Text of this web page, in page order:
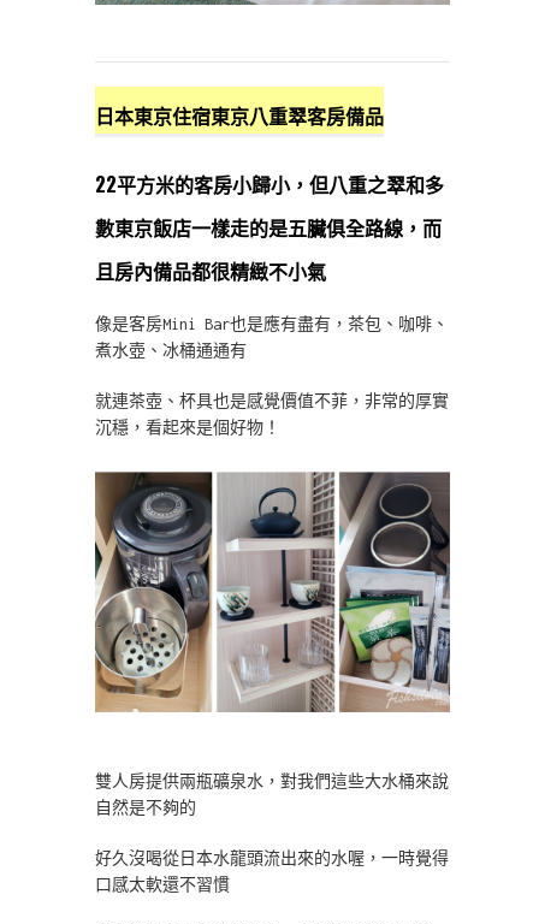
日本東京住宿東京八重翠客房備品
22平方米的客房小歸小，但八重之翠和多
數東京飯店一樣走的是五臟俱全路線，而
且房內備品都很精緻不小氣
像是客房Mini Bar也是應有盡有，茶包、咖啡、
煮水壺、冰桶通通有
就連茶壺、杯具也是感覺價值不菲，非常的厚實
沉穩，看起來是個好物！
雙人房提供兩瓶礦泉水，對我們這些大水桶來說
自然是不夠的
好久沒喝從日本水龍頭流出來的水喔，一時覺得
口感太軟還不習慣